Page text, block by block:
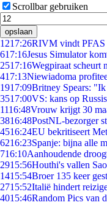
Scrollbar gebruiken
opslaan
1217:26RIVM vindt PFAS
617:16Jesus Simulator
2517:16Wegpiraat scheurt
417:13Niewiadoma
1917:09Britney Spears:
3517:00VS: kans op
1116:48Vrouw krijgt 30
3816:48PostNL-bezorger
4516:24EU bekritiseert
6216:23Spanje: bijna alle
716:10Aanhoudende
2915:56Houthi's vallen
1415:54Broer 135 keer
2715:52Italië hindert
4015:46Random Pics van